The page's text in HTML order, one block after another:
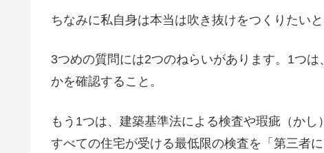
ちなみに私自身は本当は吹き抜けをつくりたいと
3つめの質問には2つのねらいがあります。1つ
かを確認すること。
もう1つは、建築基準法による検査や瑕疵（か
すべての住宅が受ける最低限の検査を「第三者